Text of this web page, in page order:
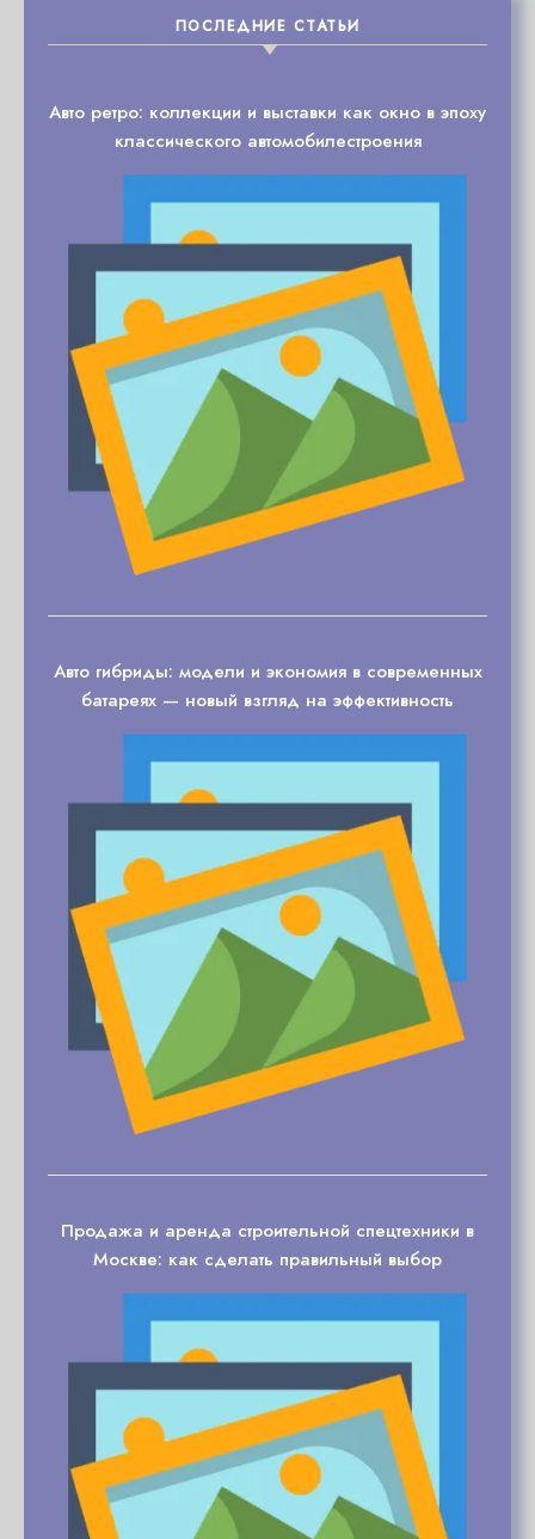
ПОСЛЕДНИЕ СТАТЬИ
Авто ретро: коллекции и выставки как окно в эпоху
классического автомобилестроения
Авто гибриды: модели и экономия в современных
батареях — новый взгляд на эффективность
Продажа и аренда строительной спецтехники в
Москве: как сделать правильный выбор